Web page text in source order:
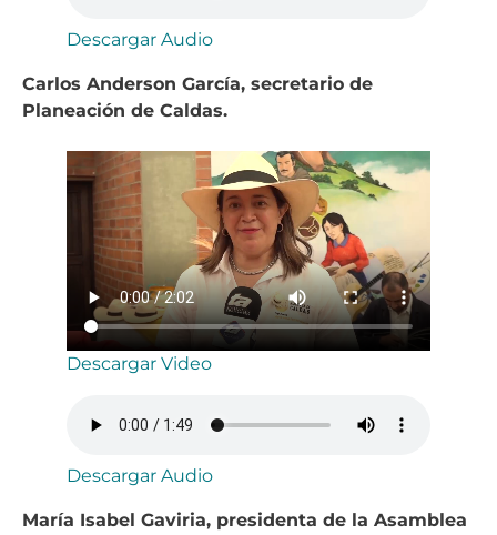
Descargar Audio
Carlos Anderson García, secretario de
Planeación de Caldas.
Descargar Video
Descargar Audio
María Isabel Gaviria, presidenta de la Asamblea